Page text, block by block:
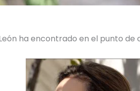
ha encontrado en el punto